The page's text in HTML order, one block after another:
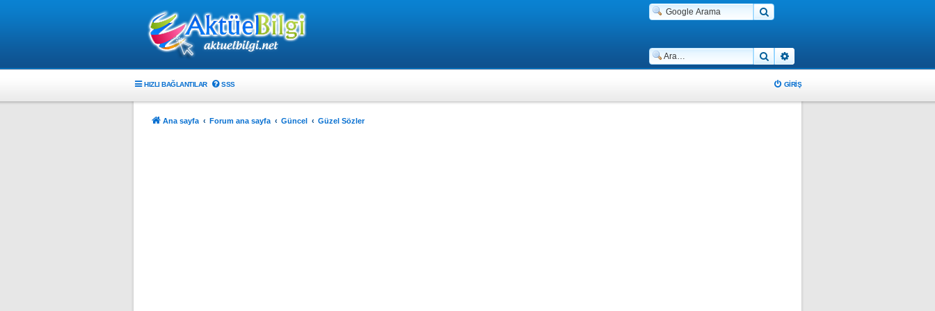
Ara
HIZLI BAĞLANTILAR SSS GIRIŞ
Ana sayfa Forum ana sayfa Güncel Güzel Sözler